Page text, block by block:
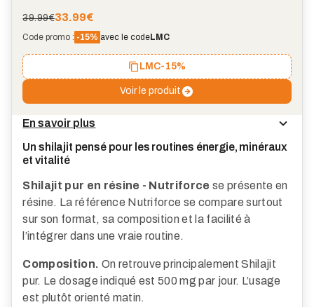
39.99€33.99€
Code promo : -15% avec le codeLMC
LMC-15%
Voir le produit
En savoir plus
Un shilajit pensé pour les routines énergie, minéraux
et vitalité
Shilajit pur en résine - Nutriforce se présente en
résine. La référence Nutriforce se compare surtout
sur son format, sa composition et la facilité à
l’intégrer dans une vraie routine.
Composition. On retrouve principalement Shilajit
pur. Le dosage indiqué est 500 mg par jour. L’usage
est plutôt orienté matin.